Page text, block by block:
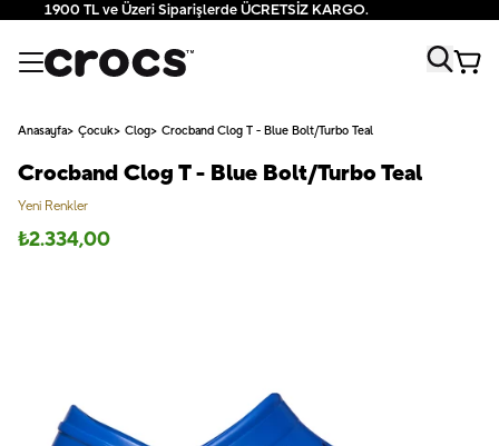
1900 TL ve Üzeri Siparişlerde ÜCRETSİZ KARGO.
Anasayfa Çocuk Clog Crocband Clog T - Blue Bolt/Turbo Teal
Crocband Clog T - Blue Bolt/Turbo Teal
Yeni Renkler
₺2.334,00